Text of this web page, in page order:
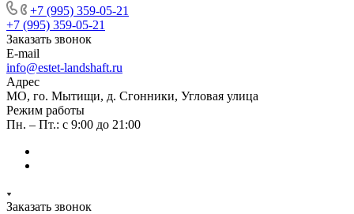
+7 (995) 359-05-21
+7 (995) 359-05-21
Заказать звонок
E-mail
info@estet-landshaft.ru
Адрес
МО, го. Мытищи, д. Сгонники, Угловая улица
Режим работы
Пн. – Пт.: с 9:00 до 21:00
Заказать звонок